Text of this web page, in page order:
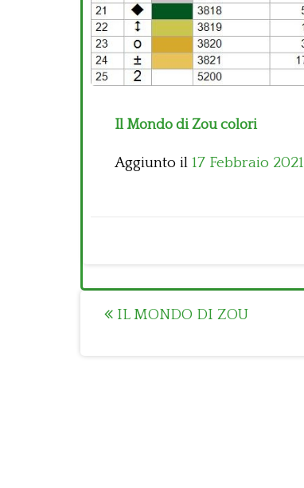
Il Mondo di Zou colori
Aggiunto il 17 Febbraio 2021
Post
IL MONDO DI ZOU